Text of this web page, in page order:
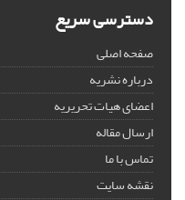
دسترسی سریع
صفحه اصلی
درباره نشریه
اعضای هیات تحریریه
ارسال مقاله
تماس با ما
نقشه سایت